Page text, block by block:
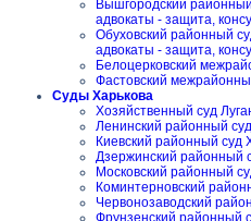
Вышгородский
адвокаты - защита,
Обуховский районный
адвокаты - защита,
Белоцерковский
Фастовский
Суды Харькова
Хозяйственный суд
Ленинский районный
Киевский районный суд
Дзержинский районный
Московский районный
Коминтерновский
Червонозаводский